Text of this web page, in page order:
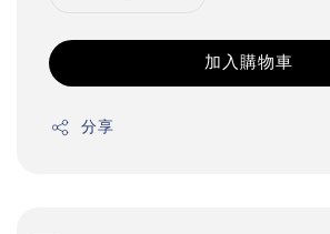
加入購物車
分享